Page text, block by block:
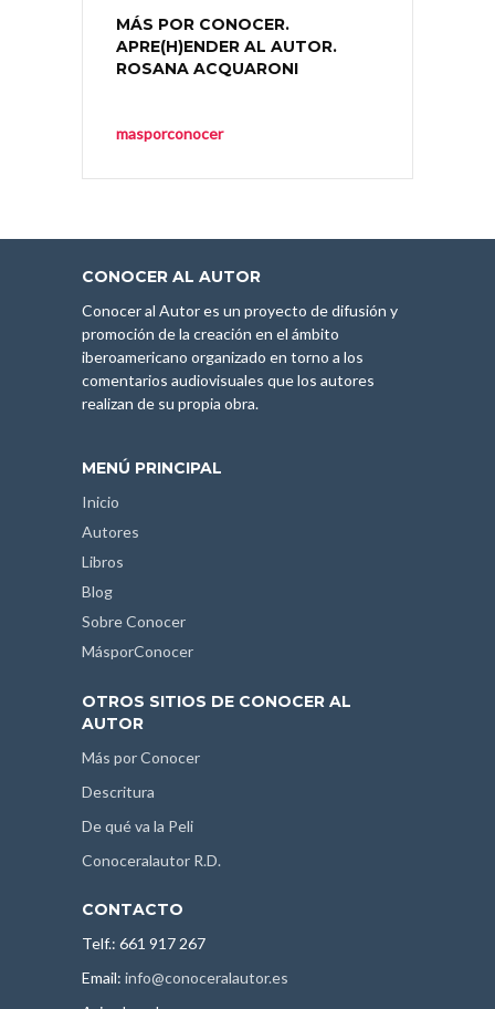
MÁS POR CONOCER.
APRE(H)ENDER AL AUTOR.
ROSANA ACQUARONI
masporconocer
CONOCER AL AUTOR
Conocer al Autor es un proyecto de difusión y
promoción de la creación en el ámbito
iberoamericano organizado en torno a los
comentarios audiovisuales que los autores
realizan de su propia obra.
MENÚ PRINCIPAL
Inicio
Autores
Libros
Blog
Sobre Conocer
MásporConocer
OTROS SITIOS DE CONOCER AL
AUTOR
Más por Conocer
Descritura
De qué va la Peli
Conoceralautor R.D.
CONTACTO
Telf.: 661 917 267
Email: info@conoceralautor.es